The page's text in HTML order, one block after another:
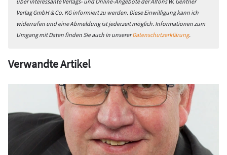
Verlag GmbH & Co. KG informiert zu werden. Diese Einwilligung kann ich
widerrufen und eine Abmeldung ist jederzeit möglich. Informationen zum
Umgang mit Daten finden Sie auch in unsererDatenschutzerklärung.
Verwandte Artikel